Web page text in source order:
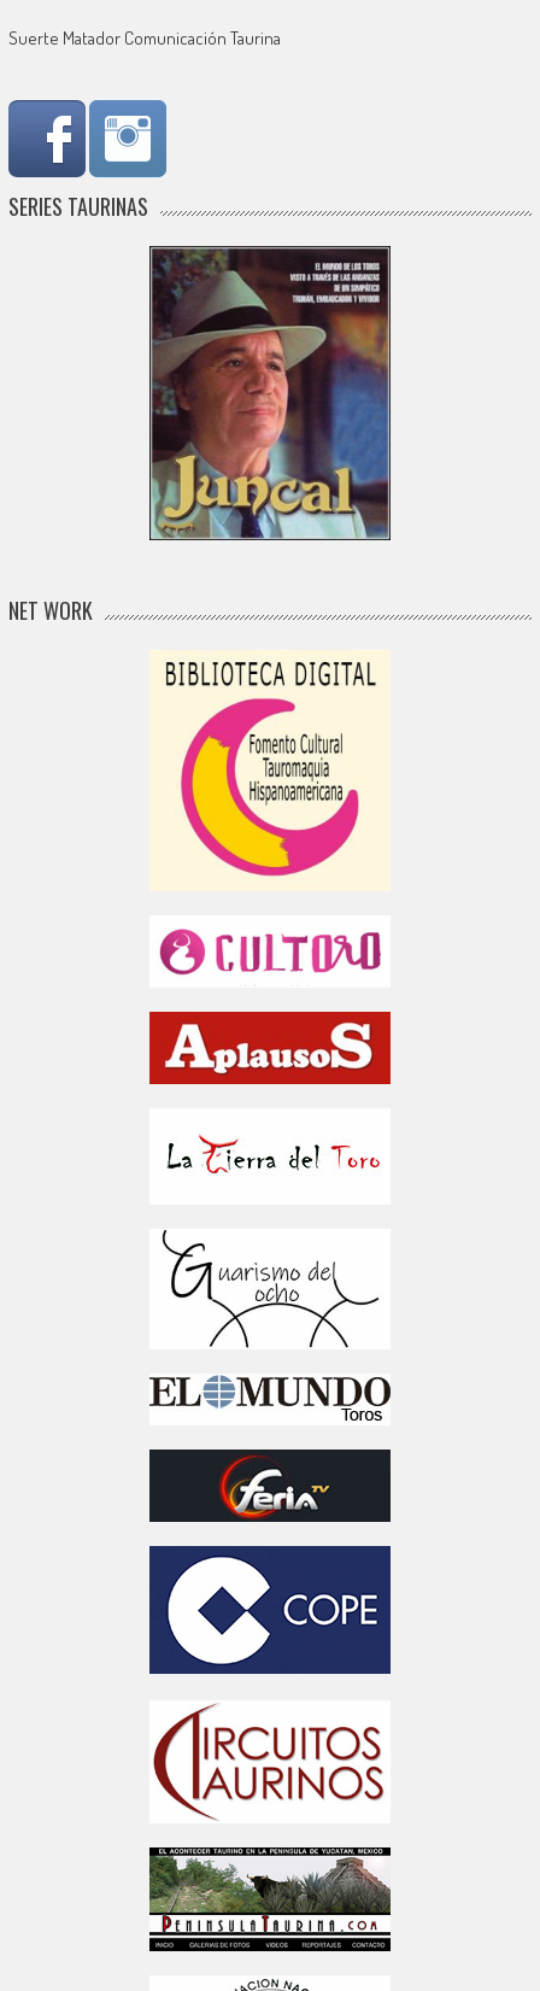
Suerte Matador Comunicación Taurina
SERIES TAURINAS
NET WORK